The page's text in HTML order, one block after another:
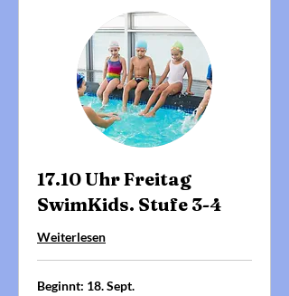
17.10 Uhr Freitag
SwimKids. Stufe 3-4
Weiterlesen
Beginnt: 18. Sept.